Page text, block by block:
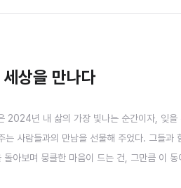
상을 만나다
년 내 삶의 가장 빛나는 순간이자, 잊을
사람들과의 만남을 선물해 주었다. 그들과
아보며 뭉클한 마음이 드는 건, 그만큼 이 동